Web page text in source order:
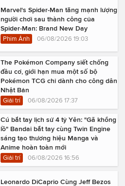
Marvel's Spider-Man tăng mạnh lượng
người chơi sau thành công của
Spider-Man: Brand New Day
Phim Ảnh 06/08/2026 19:03
The Pokémon Company siết chống
đầu cơ, giới hạn mua một số bộ
Pokémon TCG chỉ dành cho công dân
Nhật Bản
Giải trí 06/08/2026 17:37
Cú bắt tay lịch sử 4 tỷ Yên: "Gã khổng
lồ" Bandai bắt tay cùng Twin Engine
sáng tạo thương hiệu Manga và
Anime hoàn toàn mới
Giải trí 06/08/2026 16:56
Leonardo DiCaprio Cùng Jeff Bezos